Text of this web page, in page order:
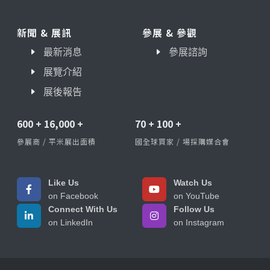
新聞 & 展訊
最新消息
展覽介紹
展後報告
參展 & 參觀
參展諮詢
600 + 16,000 +
參展商 / 平米展出面積
70 + 100 +
國全球買家 / 場採購媒合會
Like Us
on Facebook
Watch Us
on YouTube
Connect With Us
on LinkedIn
Follow Us
on Instagram